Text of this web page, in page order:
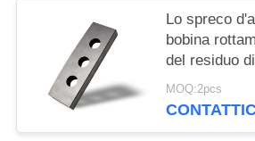
Lo spreco
bobina
del residuo
Chopper
MOQ:2pcs